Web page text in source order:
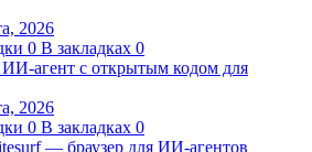
2026
0 В закладках 0
агент с открытым кодом для
2026
0 В закладках 0
— браузер для ИИ-агентов